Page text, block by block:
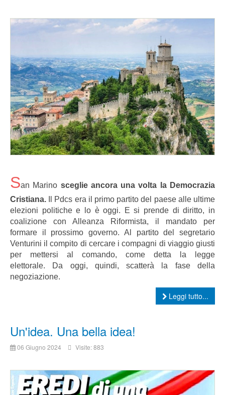
San Marino sceglie ancora una volta la Democrazia
Cristiana. Il Pdcs era il primo partito del paese alle ultime
elezioni politiche e lo è oggi. E si prende di diritto, in
coalizione con Alleanza Riformista, il mandato per
formare il prossimo governo. Al partito del segretario
Venturini il compito di cercare i compagni di viaggio giusti
per mettersi al comando, come detta la legge
elettorale. Da oggi, quindi, scatterà la fase della
negoziazione.
Leggi tutto...
Un'idea. Una bella idea!
06 Giugno 2024 Visite: 883